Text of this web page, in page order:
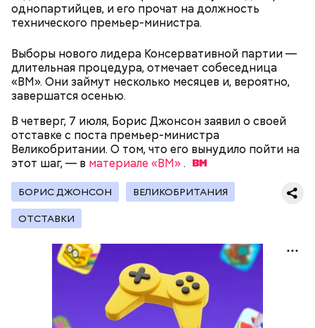
однопартийцев, и его прочат на должность
технического премьер-министра.
Выборы нового лидера Консервативной партии —
длительная процедура, отмечает собеседница
«ВМ». Они займут несколько месяцев и, вероятно,
завершатся осенью.
В четверг, 7 июля, Борис Джонсон заявил о своей
отставке с поста премьер-министра
Великобритании. О том, что его вынудило пойти на
этот шаг, — в материале «ВМ».
БОРИС ДЖОНСОН ВЕЛИКОБРИТАНИЯ
ОТСТАВКИ
несколько лет назад о таких походах даже мечтать
не приходилось, но сегодня это вполне
укладывается в рамки официальной экскурсии с
— Для группы из пяти человек такое путешествие
обойдется в пределах 340 белорусских рублей
(около 10311 рублей по ЦБ РФ — прим. «ВМ»
уточнил он.